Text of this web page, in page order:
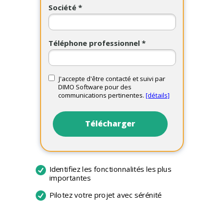
Société *
Téléphone professionnel *
J'accepte d'être contacté et suivi par
DIMO Software pour des
communications pertinentes. [détails]
Télécharger
Identifiez les fonctionnalités les plus
importantes
Pilotez votre projet avec sérénité